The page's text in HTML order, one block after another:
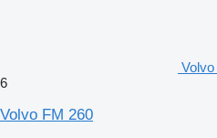
6
Volvo FM 260